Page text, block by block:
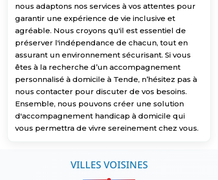
nous adaptons nos services à vos attentes pour
garantir une expérience de vie inclusive et
agréable. Nous croyons qu'il est essentiel de
préserver l'indépendance de chacun, tout en
assurant un environnement sécurisant. Si vous
êtes à la recherche d’un accompagnement
personnalisé à domicile à Tende, n’hésitez pas à
nous contacter pour discuter de vos besoins.
Ensemble, nous pouvons créer une solution
d'accompagnement handicap à domicile qui
vous permettra de vivre sereinement chez vous.
VILLES VOISINES